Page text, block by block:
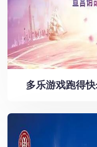
多乐游戏跑得